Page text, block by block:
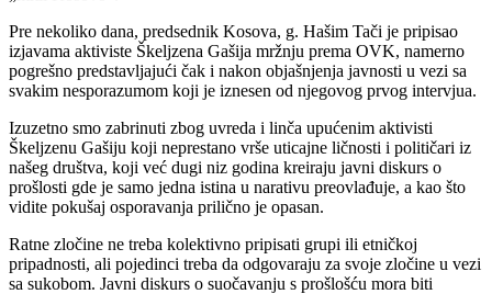
Pre nekoliko dana, predsednik Kosova, g. Hašim Tači je pripisao
izjavama aktiviste Škeljzena Gašija mržnju prema OVK, namerno
pogrešno predstavljajući čak i nakon objašnjenja javnosti u vezi sa
svakim nesporazumom koji je iznesen od njegovog prvog intervjua.
Izuzetno smo zabrinuti zbog uvreda i linča upućenim aktivisti
Škeljzenu Gašiju koji neprestano vrše uticajne ličnosti i političari iz
našeg društva, koji već dugi niz godina kreiraju javni diskurs o
prošlosti gde je samo jedna istina u narativu preovlađuje, a kao što
vidite pokušaj osporavanja prilično je opasan.
Ratne zločine ne treba kolektivno pripisati grupi ili etničkoj
pripadnosti, ali pojedinci treba da odgovaraju za svoje zločine u vezi
sa sukobom. Javni diskurs o suočavanju s prošlošću mora biti